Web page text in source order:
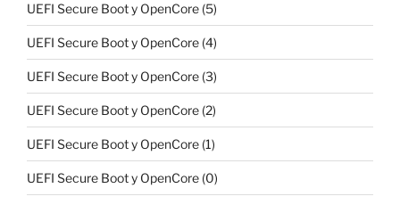
UEFI Secure Boot y OpenCore (5)
UEFI Secure Boot y OpenCore (4)
UEFI Secure Boot y OpenCore (3)
UEFI Secure Boot y OpenCore (2)
UEFI Secure Boot y OpenCore (1)
UEFI Secure Boot y OpenCore (0)